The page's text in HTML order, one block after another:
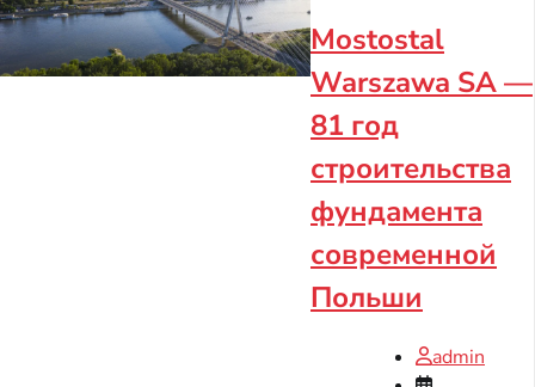
Mostostal
Warszawa SA —
81 год
строительства
фундамента
современной
Польши
admin